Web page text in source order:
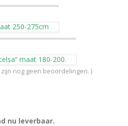
250-275cm
maat 180-200.
zijn nog geen beoordelingen. )
nu leverbaar.